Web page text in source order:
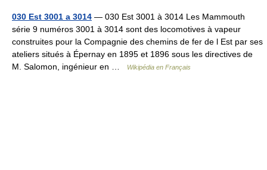
030 Est 3001 a 3014 — 030 Est 3001 à 3014 Les Mammouth
série 9 numéros 3001 à 3014 sont des locomotives à vapeur
construites pour la Compagnie des chemins de fer de l Est par ses
ateliers situés à Épernay en 1895 et 1896 sous les directives de
M. Salomon, ingénieur en …
Wikipédia en Français